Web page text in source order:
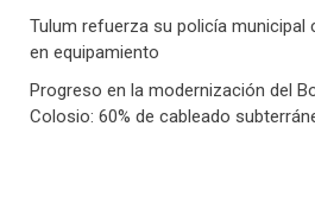
Tulum refuerza su policía municipal
en equipamiento
Progreso en la modernización del
Colosio: 60% de cableado